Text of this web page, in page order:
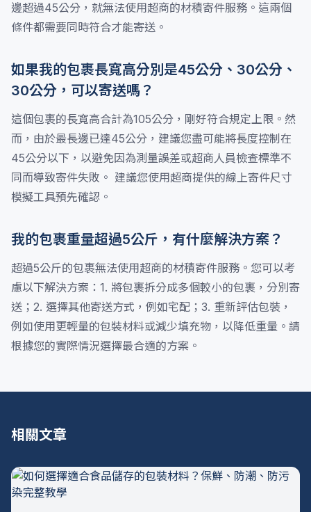
邊超過45公分，就無法使用超商的材積寄件服務。這兩個
條件都需要同時符合才能寄送。
如果我的包裹長寬高分別是45公分、30公分、
30公分，可以寄送嗎？
這個包裹的長寬高合計為105公分，剛好符合規定上限。然
而，由於最長邊已達45公分，建議您盡可能將長度控制在
45公分以下，以避免因為測量誤差或超商人員檢查標準不
同而導致寄件失敗。 建議您使用超商提供的線上寄件尺寸
模擬工具預先確認。
我的包裹重量超過5公斤，有什麼解決方案？
超過5公斤的包裹無法使用超商的材積寄件服務。您可以考
慮以下解決方案：1. 將包裹拆分成多個較小的包裹，分別寄
送；2. 選擇其他寄送方式，例如宅配；3. 重新評估包裝，
例如使用更輕量的包裝材料或減少填充物，以降低重量。請
根據您的實際情況選擇最合適的方案。
相關文章